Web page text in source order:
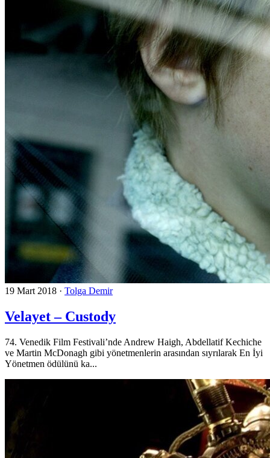
19 Mart 2018 · Tolga Demir
Velayet – Custody
74. Venedik Film Festivali’nde Andrew Haigh, Abdellatif Kechiche
ve Martin McDonagh gibi yönetmenlerin arasından sıyrılarak En İyi
Yönetmen ödülünü ka...